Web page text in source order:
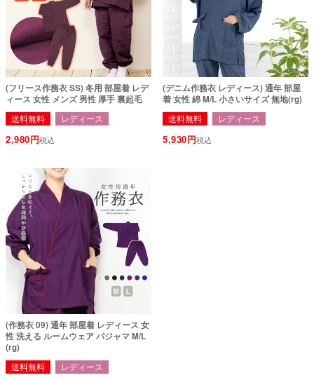
(フリース作務衣 SS) 冬用 部屋着 レデ
ィース 女性 メンズ 男性 厚手 裏起毛
送料無料 レディース
2,980 税込
(デニム作務衣 レディース) 通年 部屋
着 女性 綿 M/L 小さいサイズ 無地(rg)
送料無料 レディース
5,930 税込
(作務衣 09) 通年 部屋着 レディース 女
性 洗える ルームウェア パジャマ M/L
(rg)
送料無料 レディース